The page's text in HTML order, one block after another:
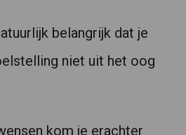
belangrijk dat je
niet uit het oog
kom je erachter